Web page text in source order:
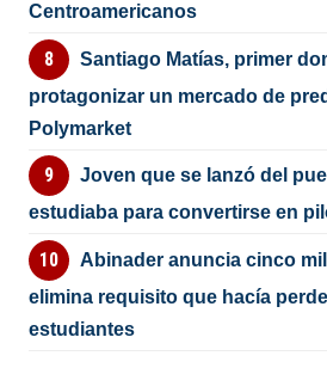
Centroamericanos
Santiago Matías, primer
protagonizar un mercado de
Polymarket
Joven que se lanzó del
estudiaba para convertirse en
Abinader anuncia cinco
elimina requisito que hacía
estudiantes